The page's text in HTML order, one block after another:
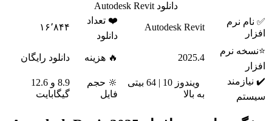
دانلود Autodesk Revit
✅ نام نرم
افزار
Autodesk Revit
❤️ تعداد
دانلود
۱۶٬۸۴۴
⭐نسخه نرم
افزار
2025.4 🔥 هزینه دانلود رایگان
✔️ نیازمند
سیستم
ویندوز 10 | 64 بیتی
به بالا
🔆 حجم
فایل
8.9 و 12.6
گیگابایت